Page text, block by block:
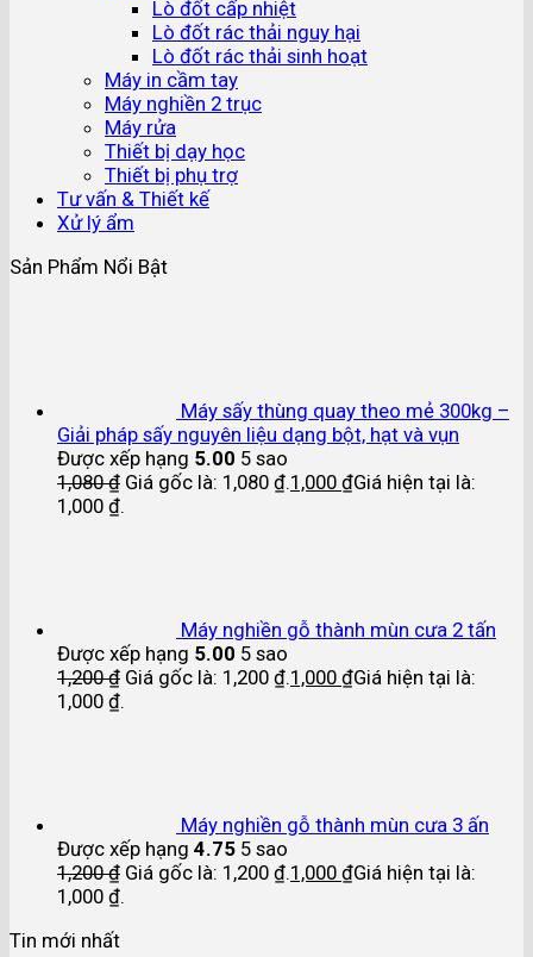
Lò đốt cấp nhiệt
Lò đốt rác thải nguy hại
Lò đốt rác thải sinh hoạt
Máy in cầm tay
Máy nghiền 2 trục
Máy rửa
Thiết bị dạy học
Thiết bị phụ trợ
Tư vấn & Thiết kế
Xử lý ẩm
Sản Phẩm Nổi Bật
Máy sấy thùng quay theo mẻ 300kg –
Giải pháp sấy nguyên liệu dạng bột, hạt và vụn
Được xếp hạng 5.00 5 sao
1,080₫ Giá gốc là: 1,080 ₫.1,000 ₫Giá hiện tại là:
1,000 ₫.
Máy nghiền gỗ thành mùn cưa 2 tấn
Được xếp hạng 5.00 5 sao
1,200₫ Giá gốc là: 1,200 ₫.1,000 ₫Giá hiện tại là:
1,000 ₫.
Máy nghiền gỗ thành mùn cưa 3 ấn
Được xếp hạng 4.75 5 sao
1,200₫ Giá gốc là: 1,200 ₫.1,000 ₫Giá hiện tại là:
1,000 ₫.
Tin mới nhất